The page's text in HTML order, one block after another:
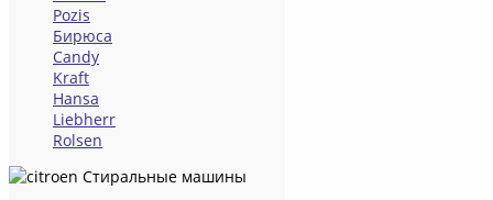
Pozis
Бирюса
Candy
Kraft
Hansa
Liebherr
Rolsen
Стиральные машины